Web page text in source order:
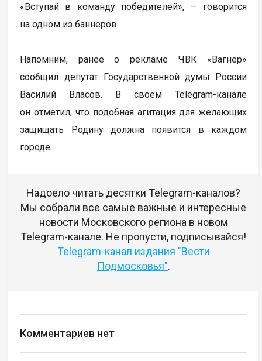
«Вступай в команду победителей», — говорится
на одном из баннеров.
Напомним, ранее о рекламе ЧВК «Вагнер»
сообщил депутат Государственной думы России
Василий Власов. В своем Telegram-канале
он отметил, что подобная агитация для желающих
защищать Родину должна появится в каждом
городе.
Надоело читать десятки Telegram-каналов?
Мы собрали все самые важные и интересные
новости Московского региона в новом
Telegram-канале. Не пропусти, подписывайся!
Telegram-канал издания "Вести
Подмосковья".
Комментариев нет